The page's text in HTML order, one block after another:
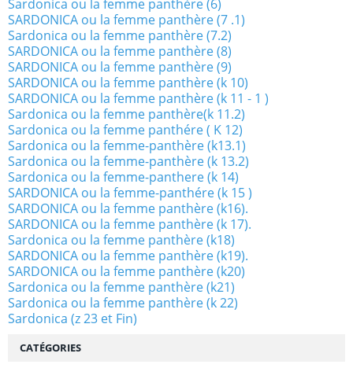
Sardonica ou la femme panthère (6)
SARDONICA ou la femme panthère (7 .1)
Sardonica ou la femme panthère (7.2)
SARDONICA ou la femme panthère (8)
SARDONICA ou la femme panthère (9)
SARDONICA ou la femme panthère (k 10)
SARDONICA ou la femme panthère (k 11 - 1 )
Sardonica ou la femme panthère(k 11.2)
Sardonica ou la femme panthére ( K 12)
Sardonica ou la femme-panthère (k13.1)
Sardonica ou la femme-panthère (k 13.2)
Sardonica ou la femme-panthere (k 14)
SARDONICA ou la femme-panthére (k 15 )
SARDONICA ou la femme panthère (k16).
SARDONICA ou la femme panthère (k 17).
Sardonica ou la femme panthère (k18)
SARDONICA ou la femme panthère (k19).
SARDONICA ou la femme panthère (k20)
Sardonica ou la femme panthère (k21)
Sardonica ou la femme panthère (k 22)
Sardonica (z 23 et Fin)
CATÉGORIES